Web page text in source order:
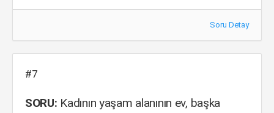
Soru Detay
#7
SORU: Kadının yaşam alanının ev, başka